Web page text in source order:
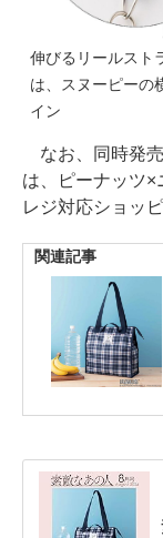
伸びるリールスト
は、スヌーピーの
イン
なお、同時発
は、ピーナッツ×
レジ対応ショッ
関連記事